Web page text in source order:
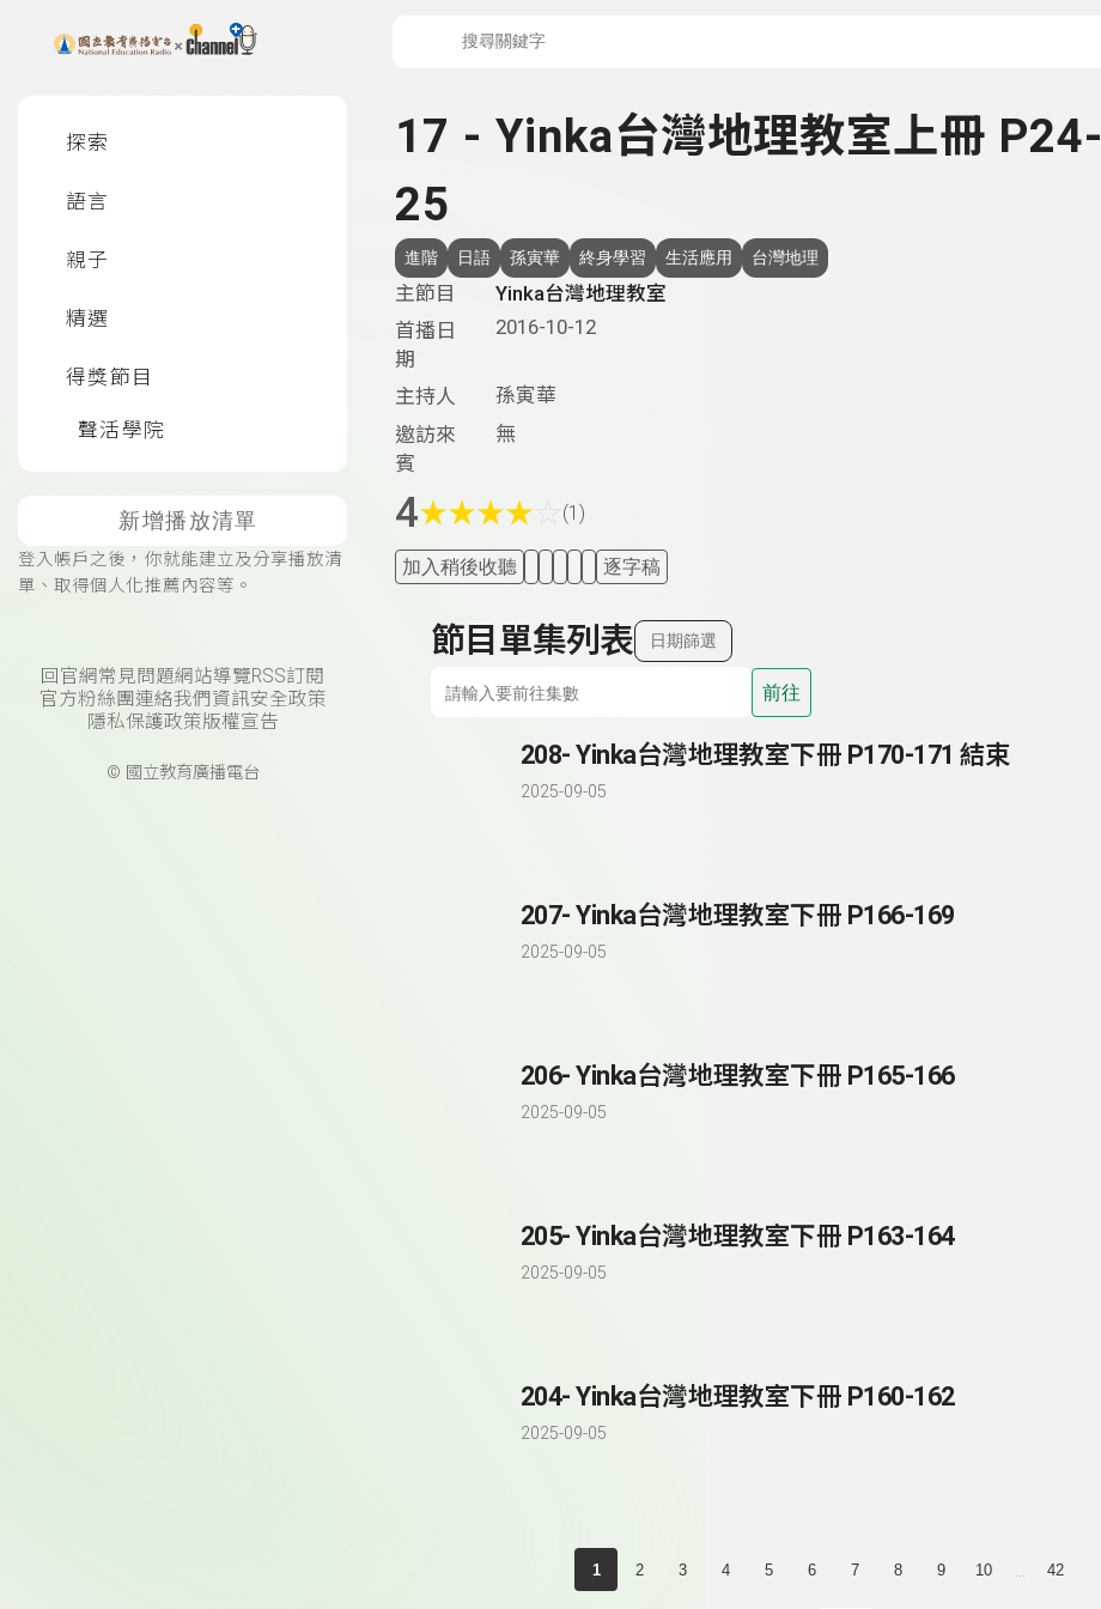
上方功能區塊
探索
語言
親子
精選
得獎節目
聲活學院
新增播放清單
登入帳戶之後，你就能建立及分享播放清
單、取得個人化推薦內容等。
回官網常見問題網站導覽RSS訂閱
官方粉絲團連絡我們 資訊安全政策
隱私保護政策版權宣告
© 國立教育廣播電台
17 - Yinka台灣地理教室上冊 P24-
25
進階 日語 孫寅華 終身學習 生活應用 台灣地理
主節目
Yinka台灣地理教室
首播日
期
2016-10-12
主持人
孫寅華
邀訪來
賓
無
4★★★★ (1)
加入稍後收聽 逐字稿
節目單集列表 日期篩選
前往
208- Yinka台灣地理教室下冊 P170-171 結束
2025-09-05
207- Yinka台灣地理教室下冊 P166-169
2025-09-05
206- Yinka台灣地理教室下冊 P165-166
2025-09-05
205- Yinka台灣地理教室下冊 P163-164
2025-09-05
204- Yinka台灣地理教室下冊 P160-162
2025-09-05
1 2 3 4 5 6 7 8 9 10 42